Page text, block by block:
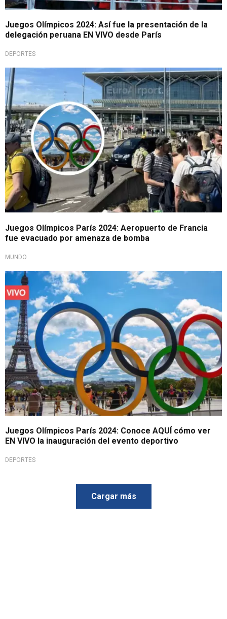
Juegos Olímpicos 2024: Así fue la presentación de la
delegación peruana EN VIVO desde París
DEPORTES
Juegos Olímpicos París 2024: Aeropuerto de Francia
fue evacuado por amenaza de bomba
MUNDO
Cuestión de horas
Juegos Olímpicos París 2024: Conoce AQUÍ cómo ver
EN VIVO la inauguración del evento deportivo
DEPORTES
Cargar más